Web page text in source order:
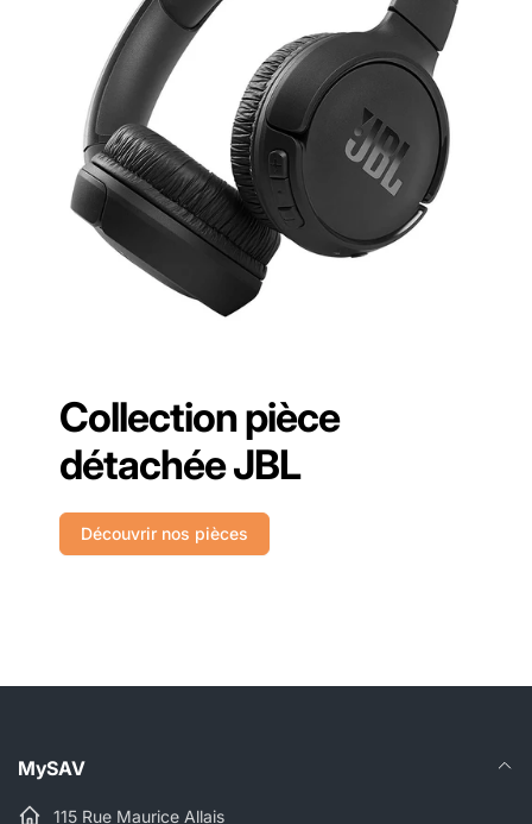
Collection pièce
détachée JBL
Découvrir nos pièces
MySAV
115 Rue Maurice Allais